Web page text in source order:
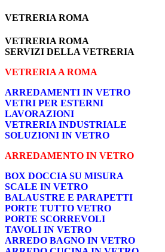
VETRERIA ROMA
VETRERIA ROMA
SERVIZI DELLA VETRERIA
VETRERIA A ROMA
ARREDAMENTI IN VETRO
VETRI PER ESTERNI
LAVORAZIONI
VETRERIA INDUSTRIALE
SOLUZIONI IN VETRO
ARREDAMENTO IN VETRO
BOX DOCCIA SU MISURA
SCALE IN VETRO
BALAUSTRE E PARAPETTI
PORTE TUTTO VETRO
PORTE SCORREVOLI
TAVOLI IN VETRO
ARREDO BAGNO IN VETRO